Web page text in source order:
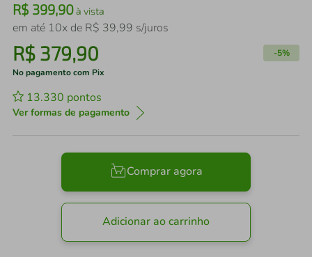
R$ 399,90à vista
em até 10x de R$ 39,99 s/juros
R$ 379,90 -5%
No pagamento com Pix
13.330 pontos
Ver formas de pagamento
Comprar agora
Adicionar ao carrinho